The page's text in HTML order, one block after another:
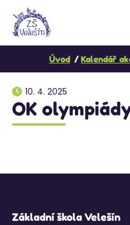
Úvod Kalendář
10. 4. 2025
OK
Základní škola Velešín